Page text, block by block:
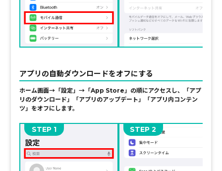
アプリの自動ダウンロードをオフにする
ホーム画面→「設定」→「App Store」の順にアクセスし、
「アプ
リのダウンロード」
「アプリのアップデート」「アプリ内コンテン
ツ」をオフにします。
STEP STEP